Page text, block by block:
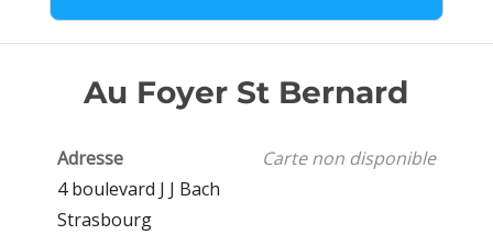
Au Foyer St Bernard
Carte non disponible
Adresse
4 boulevard J J Bach
Strasbourg